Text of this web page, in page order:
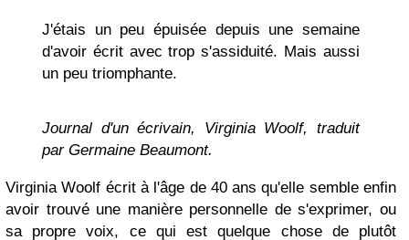
J'étais un peu épuisée depuis une semaine
d'avoir écrit avec trop s'assiduité. Mais aussi
un peu triomphante.
Journal d'un écrivain, Virginia Woolf, traduit
par Germaine Beaumont.
Virginia Woolf écrit à l'âge de 40 ans qu'elle semble enfin
avoir trouvé une manière personnelle de s'exprimer, ou
sa propre voix, ce qui est quelque chose de plutôt